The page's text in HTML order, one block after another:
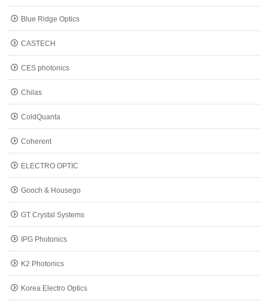
Blue Ridge Optics
CASTECH
CES photonics
Chilas
ColdQuanta
Coherent
ELECTRO OPTIC
Gooch & Housego
GT Crystal Systems
IPG Photonics
K2 Photonics
Korea Electro Optics